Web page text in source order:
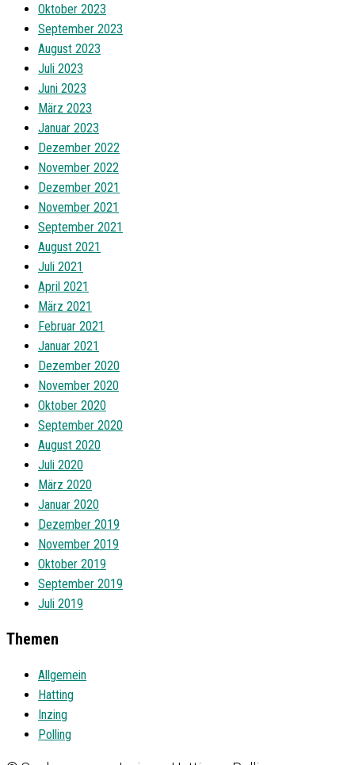
Oktober 2023
September 2023
August 2023
Juli 2023
Juni 2023
März 2023
Januar 2023
Dezember 2022
November 2022
Dezember 2021
November 2021
September 2021
August 2021
Juli 2021
April 2021
März 2021
Februar 2021
Januar 2021
Dezember 2020
November 2020
Oktober 2020
September 2020
August 2020
Juli 2020
März 2020
Januar 2020
Dezember 2019
November 2019
Oktober 2019
September 2019
Juli 2019
Themen
Allgemein
Hatting
Inzing
Polling